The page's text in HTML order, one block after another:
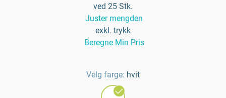
ved 25 Stk.
Juster mengden
exkl. trykk
Beregne Min Pris
Velg farge: hvit